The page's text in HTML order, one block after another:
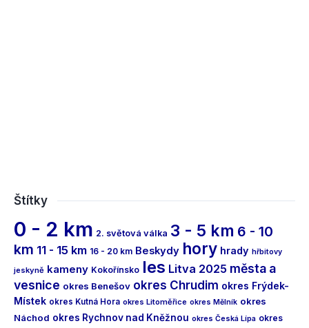
Štítky
0 - 2 km 2. světová válka 3 - 5 km 6 - 10
km 11 - 15 km 16 - 20 km Beskydy hory hrady hřbitovy
jeskyně kameny Kokořínsko les Litva 2025 města a
vesnice okres Benešov okres Chrudim okres Frýdek-
Místek okres Kutná Hora okres Litoměřice okres Mělník okres
Náchod okres Rychnov nad Kněžnou okres Česká Lípa okres